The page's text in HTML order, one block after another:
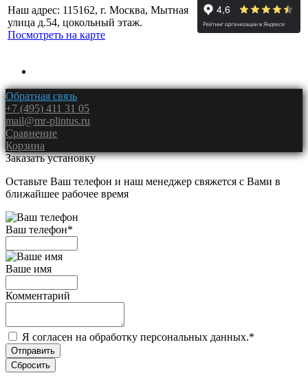
Наш адрес: 115162, г. Москва, Мытная
улица д.54, цокольный этаж.
Посмотреть на карте
Обратная связь
+7 (495) 411 31 05
mail@mr-plintus.ru
Сравнение
Корзина
Заказать установку
Оставьте Ваш телефон и наш менеджер свяжется с Вами в
ближайшее рабочее время
Ваш телефон*
Ваше имя
Комментарий
Я согласен на обработку персональных данных.*